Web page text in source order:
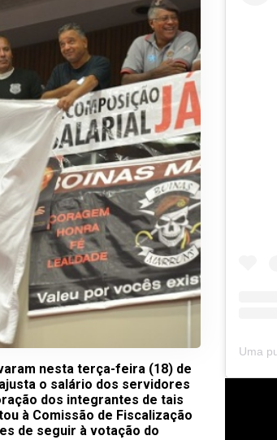
nesta terça-feira (18) de
o salário dos servidores
dos integrantes de tais
à Comissão de Fiscalização
de seguir à votação do